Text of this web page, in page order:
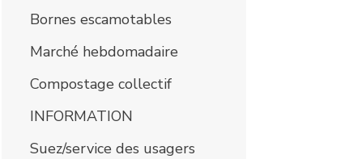
Bornes escamotables
Marché hebdomadaire
Compostage collectif
INFORMATION
Suez/service des usagers